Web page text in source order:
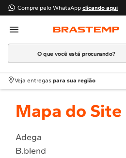
Compre pelo WhatsApp clicando aqui
Em que podemos
O que você está procurando?
Termos mais buscados
1º Geladeira
2
Fogao
4 º Lava Louça
5 º Cooktop
Veja entregas para sua região
Mapa do Site
Adega
B.blend